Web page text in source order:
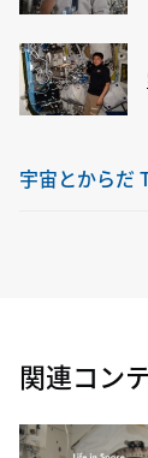
宇宙とからだ
関連コン